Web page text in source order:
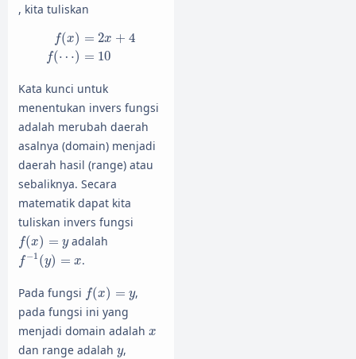
, kita tuliskan
f(x) = 2x + 4
f(⋯) = 10
x)= 2 4f ⋯ =
Kata kunci untuk
menentukan invers fungsi
adalah merubah daerah
asalnya (domain) menjadi
daerah hasil (range) atau
sebaliknya. Secara
matematik dapat kita
tuliskan invers fungsi
f(x) = y
f(x = adalah
f −1 (y) = x
f−1( ) =x .
Pada fungsi f(x) = y
f(x)=
,
pada fungsi ini yang
menjadi domain adalah x
x
dan range adalah y
y,